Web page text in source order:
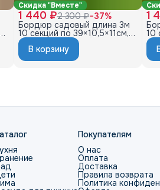
Скидка "Вместе"
1 440 ₽2 300 ₽−37%
Бордюр садовый длина 3м
10 секций по 39×10,5×11см, с
колышками (20шт) цвет
серый
В корзину
1
10
Покупателям
О нас
Оплата
Доставка
Правила возврата
Политика